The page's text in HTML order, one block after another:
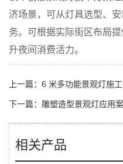
济场景，可从灯具选型、
务。可根据实际街区布局
升夜间消费活力。
上一篇： 6 米多功能景观灯施工案
下一篇： 雕塑造型景观灯应用
相关产品